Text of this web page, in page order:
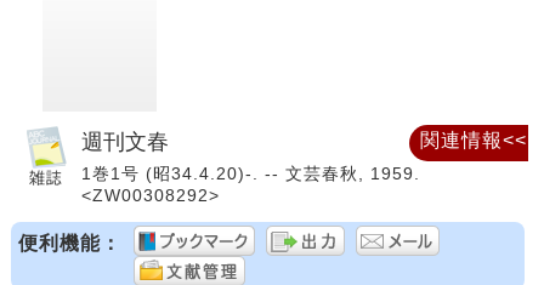
週刊文春
1巻1号 (昭34.4.20)-. -- 文芸春秋, 1959.
<ZW00308292>
便利機能：
関連情報<<